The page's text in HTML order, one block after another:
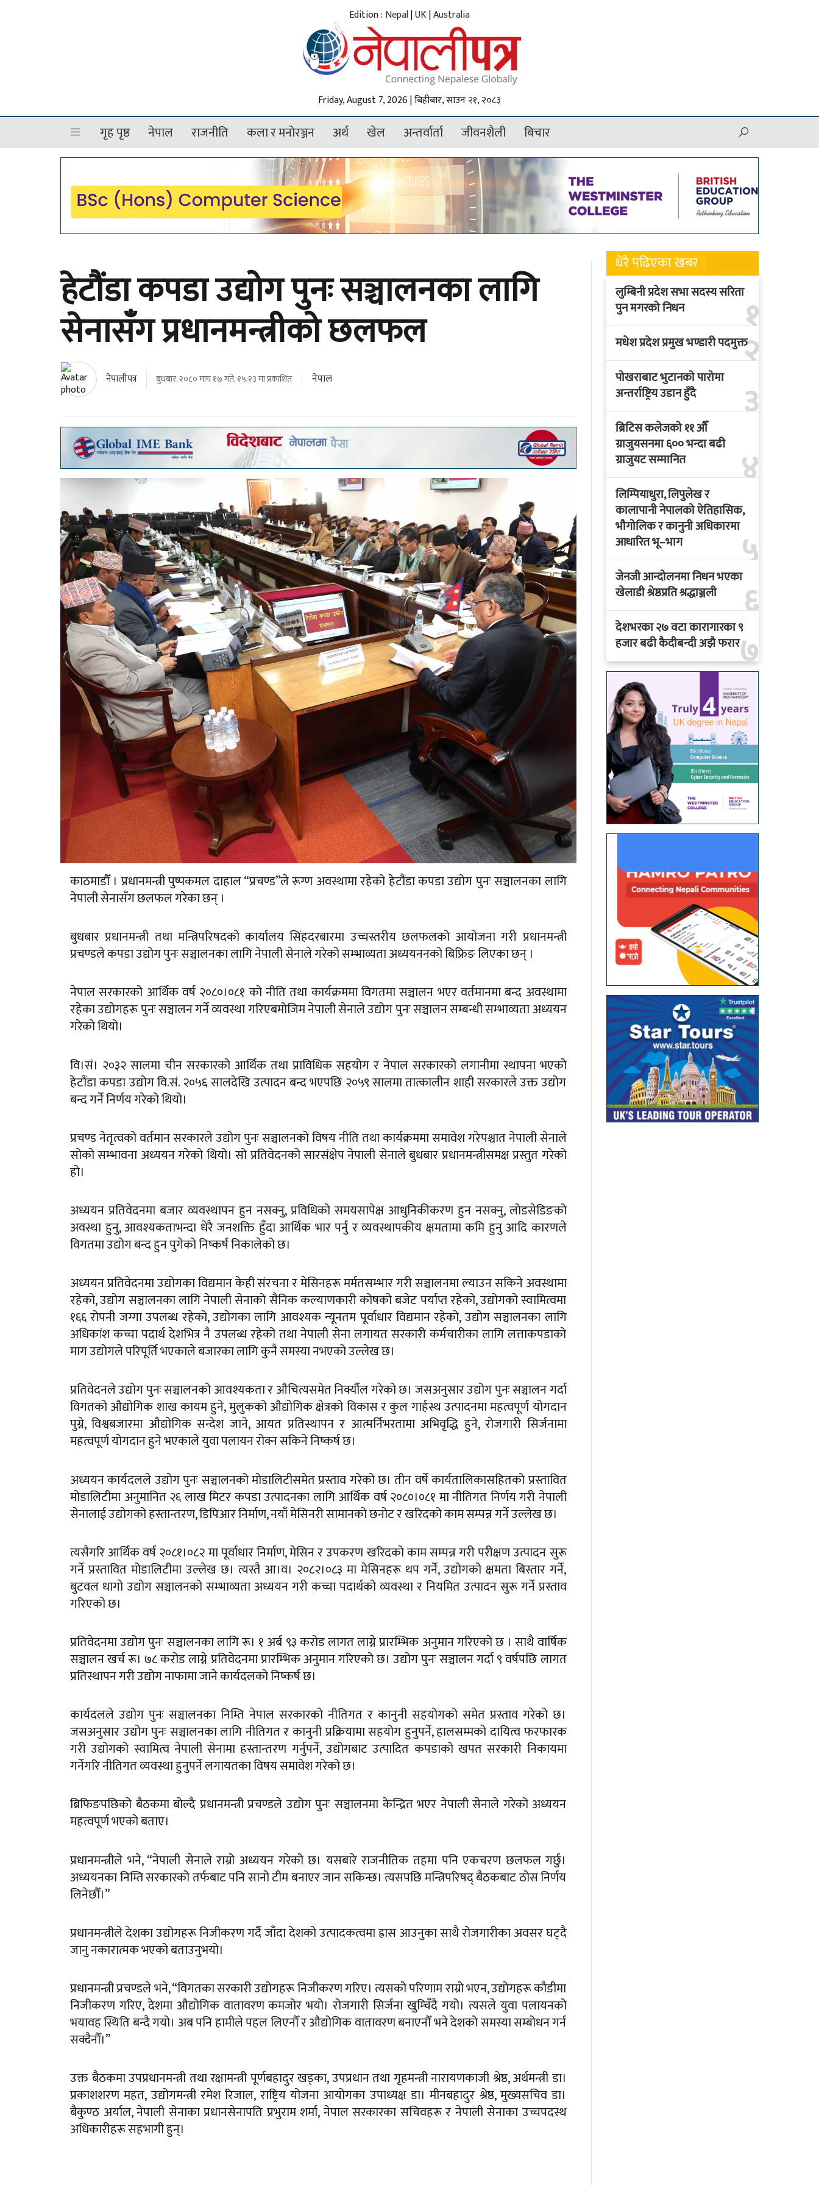
Edition : Nepal|UK|Australia
Friday, August 7, 2026 | बिहीबार, साउन २१, २०८३
गृह पृष्ठ नेपाल राजनीति कला र मनोरञ्जन अर्थ खेल अन्तर्वार्ता जीवनशैली बिचार
हेटौंडा कपडा उद्योग पुनः सञ्चालनका लागि
सेनासँग प्रधानमन्त्रीको छलफल
नेपालीपत्र बुधबार, २०८० माघ १७ गते, १५:२३ मा प्रकाशित नेपाल
काठमाडौँ । प्रधानमन्त्री पुष्पकमल दाहाल “प्रचण्ड”ले रूग्ण अवस्थामा रहेको हेटौंडा कपडा उद्योग पुनः सञ्चालनका लागि
नेपाली सेनासँग छलफल गरेका छन् ।
बुधबार प्रधानमन्त्री तथा मन्त्रिपरिषदको कार्यालय सिंहदरबारमा उच्चस्तरीय छलफलको आयोजना गरी प्रधानमन्त्री
प्रचण्डले कपडा उद्योग पुनः सञ्चालनका लागि नेपाली सेनाले गरेको सम्भाव्यता अध्ययननको बिफ्रिङ लिएका छन् ।
नेपाल सरकारको आर्थिक वर्ष २०८०।०८१ को नीति तथा कार्यक्रममा विगतमा सञ्चालन भएर वर्तमानमा बन्द अवस्थामा
रहेका उद्योगहरू पुनः सञ्चालन गर्ने व्यवस्था गरिएबमोजिम नेपाली सेनाले उद्योग पुनः सञ्चालन सम्बन्धी सम्भाव्यता अध्ययन
गरेको थियो।
वि।सं। २०३२ सालमा चीन सरकारको आर्थिक तथा प्राविधिक सहयोग र नेपाल सरकारको लगानीमा स्थापना भएको
हेटौंडा कपडा उद्योग वि.सं. २०५६ सालदेखि उत्पादन बन्द भएपछि २०५९ सालमा तात्कालीन शाही सरकारले उक्त उद्योग
बन्द गर्ने निर्णय गरेको थियो।
प्रचण्ड नेतृत्वको वर्तमान सरकारले उद्योग पुनः सञ्चालनको विषय नीति तथा कार्यक्रममा समावेश गरेपश्चात नेपाली सेनाले
सोको सम्भावना अध्ययन गरेको थियो। सो प्रतिवेदनको सारसंक्षेप नेपाली सेनाले बुधबार प्रधानमन्त्रीसमक्ष प्रस्तुत गरेको
हो।
अध्ययन प्रतिवेदनमा बजार व्यवस्थापन हुन नसक्नु, प्रविधिको समयसापेक्ष आधुनिकीकरण हुन नसक्नु, लोडसेडिङको
अवस्था हुनु, आवश्यकताभन्दा धेरै जनशक्ति हुँदा आर्थिक भार पर्नु र व्यवस्थापकीय क्षमतामा कमि हुनु आदि कारणले
विगतमा उद्योग बन्द हुन पुगेको निष्कर्ष निकालेको छ।
अध्ययन प्रतिवेदनमा उद्योगका विद्यमान केही संरचना र मेसिनहरू मर्मतसम्भार गरी सञ्चालनमा ल्याउन सकिने अवस्थामा
रहेको, उद्योग सञ्चालनका लागि नेपाली सेनाको सैनिक कल्याणकारी कोषको बजेट पर्याप्त रहेको, उद्योगको स्वामित्वमा
१६६ रोपनी जग्गा उपलब्ध रहेको, उद्योगका लागि आवश्यक न्यूनतम पूर्वाधार विद्यमान रहेको, उद्योग सञ्चालनका लागि
अधिकांश कच्चा पदार्थ देशभित्र नै उपलब्ध रहेको तथा नेपाली सेना लगायत सरकारी कर्मचारीका लागि लत्ताकपडाको
माग उद्योगले परिपूर्ति भएकाले बजारका लागि कुनै समस्या नभएको उल्लेख छ।
प्रतिवेदनले उद्योग पुनः सञ्चालनको आवश्यकता र औचित्यसमेत निर्क्यौल गरेको छ। जसअनुसार उद्योग पुनः सञ्चालन गर्दा
विगतको औद्योगिक शाख कायम हुने, मुलुकको औद्योगिक क्षेत्रको विकास र कुल गार्हस्थ उत्पादनमा महत्वपूर्ण योगदान
पुग्ने, विश्वबजारमा औद्योगिक सन्देश जाने, आयत प्रतिस्थापन र आत्मर्निभरतामा अभिवृद्धि हुने, रोजगारी सिर्जनामा
महत्वपूर्ण योगदान हुने भएकाले युवा पलायन रोक्न सकिने निष्कर्ष छ।
अध्ययन कार्यदलले उद्योग पुनः सञ्चालनको मोडालिटीसमेत प्रस्ताव गरेको छ। तीन वर्षे कार्यतालिकासहितको प्रस्तावित
मोडालिटीमा अनुमानित २६ लाख मिटर कपडा उत्पादनका लागि आर्थिक वर्ष २०८०।०८१ मा नीतिगत निर्णय गरी नेपाली
सेनालाई उद्योगको हस्तान्तरण, डिपिआर निर्माण, नयाँ मेसिनरी सामानको छनोट र खरिदको काम सम्पन्न गर्ने उल्लेख छ।
त्यसैगरि आर्थिक वर्ष २०८१।०८२ मा पूर्वाधार निर्माण, मेसिन र उपकरण खरिदको काम सम्पन्न गरी परीक्षण उत्पादन सुरू
गर्ने प्रस्तावित मोडालिटीमा उल्लेख छ। त्यस्तै आ।व। २०८२।०८३ मा मेसिनहरू थप गर्ने, उद्योगको क्षमता बिस्तार गर्ने,
बुटवल धागो उद्योग सञ्चालनको सम्भाव्यता अध्ययन गरी कच्चा पदार्थको व्यवस्था र नियमित उत्पादन सुरू गर्ने प्रस्ताव
गरिएको छ।
प्रतिवेदनमा उद्योग पुनः सञ्चालनका लागि रू। १ अर्ब ९३ करोड लागत लाग्ने प्रारम्भिक अनुमान गरिएको छ । साथै वार्षिक
सञ्चालन खर्च रू। ७८ करोड लाग्ने प्रतिवेदनमा प्रारम्भिक अनुमान गरिएको छ। उद्योग पुनः सञ्चालन गर्दा ९ वर्षपछि लागत
प्रतिस्थापन गरी उद्योग नाफामा जाने कार्यदलको निष्कर्ष छ।
कार्यदलले उद्योग पुनः सञ्चालनका निम्ति नेपाल सरकारको नीतिगत र कानुनी सहयोगको समेत प्रस्ताव गरेको छ।
जसअनुसार उद्योग पुनः सञ्चालनका लागि नीतिगत र कानुनी प्रक्रियामा सहयोग हुनुपर्ने, हालसम्मको दायित्व फरफारक
गरी उद्योगको स्वामित्व नेपाली सेनामा हस्तान्तरण गर्नुपर्ने, उद्योगबाट उत्पादित कपडाको खपत सरकारी निकायमा
गर्नेगरि नीतिगत व्यवस्था हुनुपर्ने लगायतका विषय समावेश गरेको छ।
ब्रिफिङपछिको बैठकमा बोल्दै प्रधानमन्त्री प्रचण्डले उद्योग पुनः सञ्चालनमा केन्द्रित भएर नेपाली सेनाले गरेको अध्ययन
महत्वपूर्ण भएको बताए।
प्रधानमन्त्रीले भने, “नेपाली सेनाले राम्रो अध्ययन गरेको छ। यसबारे राजनीतिक तहमा पनि एकचरण छलफल गर्छु।
अध्ययनका निम्ति सरकारको तर्फबाट पनि सानो टीम बनाएर जान सकिन्छ। त्यसपछि मन्त्रिपरिषद् बैठकबाट ठोस निर्णय
लिनेछौँ।”
प्रधानमन्त्रीले देशका उद्योगहरू निजीकरण गर्दै जाँदा देशको उत्पादकत्वमा ह्रास आउनुका साथै रोजगारीका अवसर घट्दै
जानु नकारात्मक भएको बताउनुभयो।
प्रधानमन्त्री प्रचण्डले भने, “विगतका सरकारी उद्योगहरू निजीकरण गरिए। त्यसको परिणाम राम्रो भएन, उद्योगहरू कौडीमा
निजीकरण गरिए, देशमा औद्योगिक वातावरण कमजोर भयो। रोजगारी सिर्जना खुम्चिँदै गयो। त्यसले युवा पलायनको
भयावह स्थिति बन्दै गयो। अब पनि हामीले पहल लिएनौँ र औद्योगिक वातावरण बनाएनौँ भने देशको समस्या सम्बोधन गर्न
सक्दैनौँ।”
उक्त बैठकमा उपप्रधानमन्त्री तथा रक्षामन्त्री पूर्णबहादुर खड्का, उपप्रधान तथा गृहमन्त्री नारायणकाजी श्रेष्ठ, अर्थमन्त्री डा।
प्रकाशशरण महत, उद्योगमन्त्री रमेश रिजाल, राष्ट्रिय योजना आयोगका उपाध्यक्ष डा। मीनबहादुर श्रेष्ठ, मुख्यसचिव डा।
बैकुण्ठ अर्याल, नेपाली सेनाका प्रधानसेनापति प्रभुराम शर्मा, नेपाल सरकारका सचिवहरू र नेपाली सेनाका उच्चपदस्थ
अधिकारीहरू सहभागी हुन्।
धेरै पढिएका खबर
१
लुम्बिनी प्रदेश सभा सदस्य सरिता
पुन मगरको निधन
२
मधेश प्रदेश प्रमुख भण्डारी पदमुक्त
३
पोखराबाट भुटानको पारोमा
अन्तर्राष्ट्रिय उडान हुँदै
४
ब्रिटिस कलेजको ११ औँ
ग्राजुयसनमा ६०० भन्दा बढी
ग्राजुयट सम्मानित
५
लिम्पियाधुरा, लिपुलेख र
कालापानी नेपालको ऐतिहासिक,
भौगोलिक र कानुनी अधिकारमा
आधारित भू–भाग
६
जेनजी आन्दोलनमा निधन भएका
खेलाडी श्रेष्ठप्रति श्रद्धाञ्जली
७
देशभरका २७ वटा कारागारका ९
हजार बढी कैदीबन्दी अझै फरार